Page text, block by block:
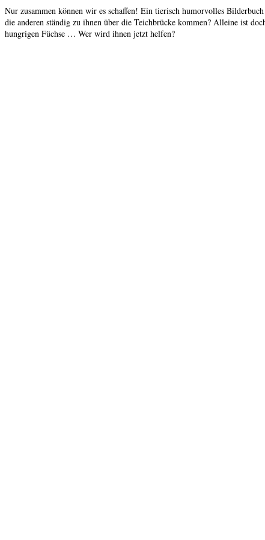
Nur zusammen können wir es schaffen! Ein tierisch humorvolles
die anderen ständig zu ihnen über die Teichbrücke kommen? Alleine ist
hungrigen Füchse … Wer wird ihnen jetzt helfen?